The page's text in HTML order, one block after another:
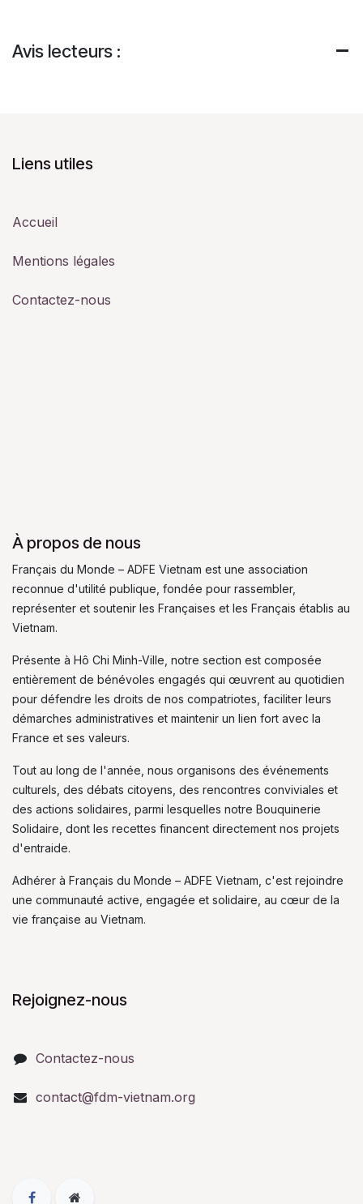
Avis lecteurs :
Liens utiles
Accueil
Mentions légales
Contactez-nous
À propos de nous
Français du Monde – ADFE Vietnam est une association
reconnue d'utilité publique, fondée pour rassembler,
représenter et soutenir les Françaises et les Français établis au
Vietnam.
Présente à Hô Chi Minh-Ville, notre section est composée
entièrement de bénévoles engagés qui œuvrent au quotidien
pour défendre les droits de nos compatriotes, faciliter leurs
démarches administratives et maintenir un lien fort avec la
France et ses valeurs.
Tout au long de l'année, nous organisons des événements
culturels, des débats citoyens, des rencontres conviviales et
des actions solidaires, parmi lesquelles notre Bouquinerie
Solidaire, dont les recettes financent directement nos projets
d'entraide.
Adhérer à Français du Monde – ADFE Vietnam, c'est rejoindre
une communauté active, engagée et solidaire, au cœur de la
vie française au Vietnam.
Rejoignez-nous
Contactez-nous
contact@fdm-vietnam.org